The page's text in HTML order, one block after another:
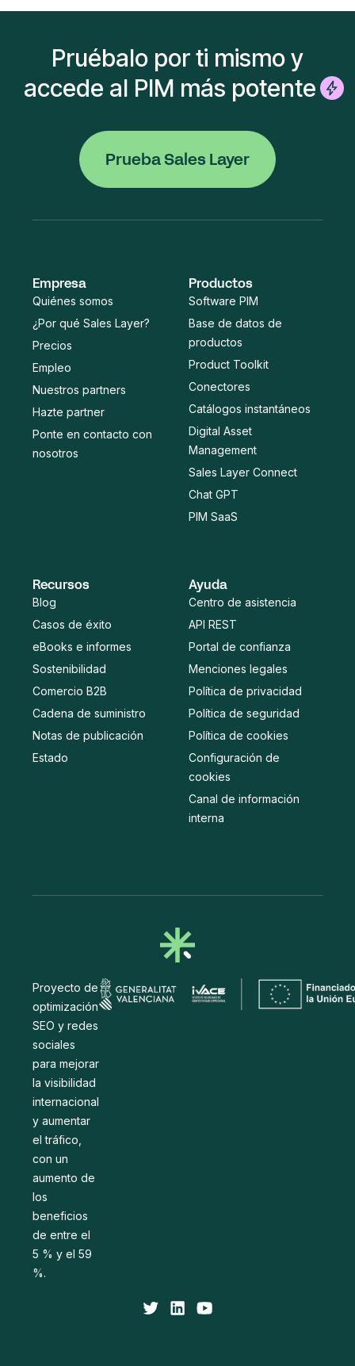
Pruébalo por ti mismo y
accede al PIM más potente
Prueba Sales Layer
Empresa
Quiénes somos
¿Por qué Sales Layer?
Precios
Empleo
Nuestros partners
Hazte partner
Ponte en contacto con
nosotros
Productos
Software PIM
Base de datos de
productos
Product Toolkit
Conectores
Catálogos instantáneos
Digital Asset
Management
Sales Layer Connect
Chat GPT
PIM SaaS
Recursos
Blog
Casos de éxito
eBooks e informes
Sostenibilidad
Comercio B2B
Cadena de suministro
Notas de publicación
Estado
Ayuda
Centro de asistencia
API REST
Portal de confianza
Menciones legales
Política de privacidad
Política de seguridad
Política de cookies
Configuración de
cookies
Canal de información
interna
Proyecto de
optimización
SEO y redes
sociales
para mejorar
la visibilidad
internacional
y aumentar
el tráfico,
con un
aumento de
los
beneficios
de entre el
5 % y el 59
%.